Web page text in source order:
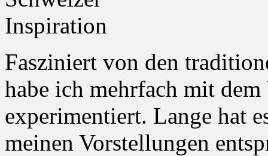
Fasziniert von den
habe ich mehrfach mit
experimentiert. Lange hat
meinen Vorstellungen